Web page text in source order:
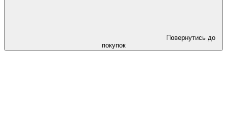
Повернутись до
покупок